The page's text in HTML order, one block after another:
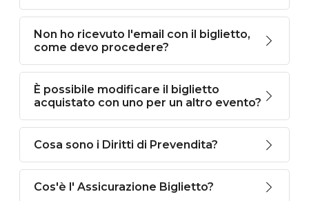
Non ho ricevuto l'email con il biglietto,
come devo procedere?
È possibile modificare il biglietto
acquistato con uno per un altro evento?
Cosa sono i Diritti di Prevendita?
Cos'è l' Assicurazione Biglietto?